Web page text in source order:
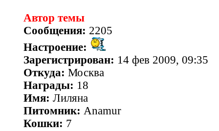
Автор темы
Сообщения: 2205
Настроение:
Зарегистрирован: 14 фев 2009, 09:35
Откуда: Москва
Награды: 18
Имя: Лиляна
Питомник: Anamur
Кошки: 7